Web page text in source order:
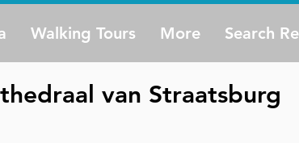
Walking Tours More Search
van Straatsburg